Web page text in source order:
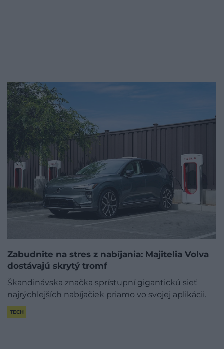
Zabudnite na stres z nabíjania: Majitelia Volva
dostávajú skrytý tromf
Škandinávska značka sprístupní gigantickú sieť
najrýchlejších nabíjačiek priamo vo svojej aplikácii.
TECH